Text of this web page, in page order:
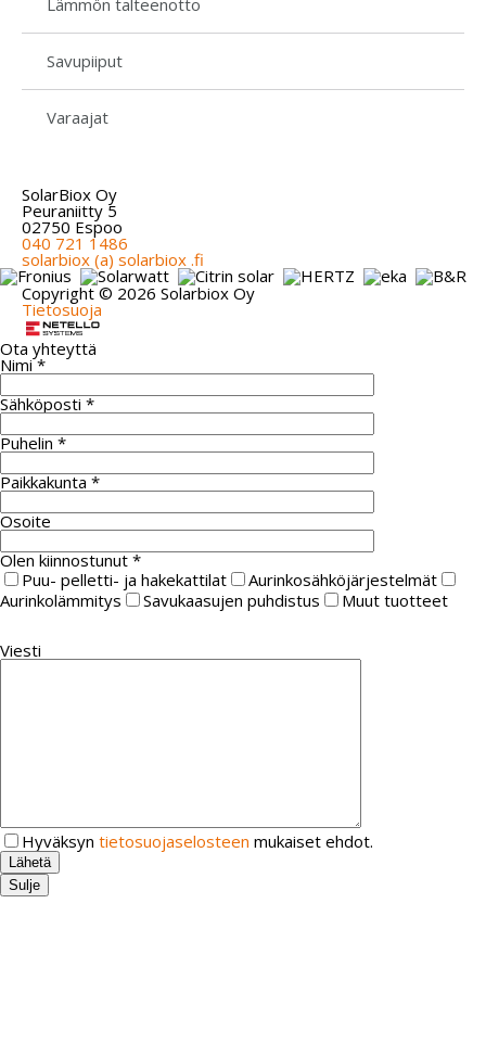
Lämmön talteenotto
Savupiiput
Varaajat
SolarBiox Oy
Peuraniitty 5
02750 Espoo
040 721 1486
solarbiox (a) solarbiox .fi
Copyright © 2026 Solarbiox Oy
Tietosuoja
Ota yhteyttä
Nimi *
Sähköposti *
Puhelin *
Paikkakunta *
Osoite
Olen kiinnostunut *
Puu- pelletti- ja hakekattilat
Aurinkosähköjärjestelmät
Aurinkolämmitys
Savukaasujen puhdistus Muut tuotteet
Viesti
Hyväksyn tietosuojaselosteen mukaiset ehdot.
Sulje